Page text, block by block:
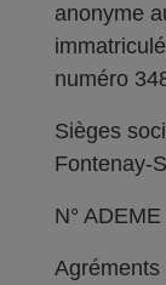
anonyme
numéro
Sièges
Fontenay-
N°
Agréments